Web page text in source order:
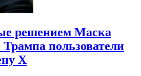
решением Маска
Трампа пользователи
X